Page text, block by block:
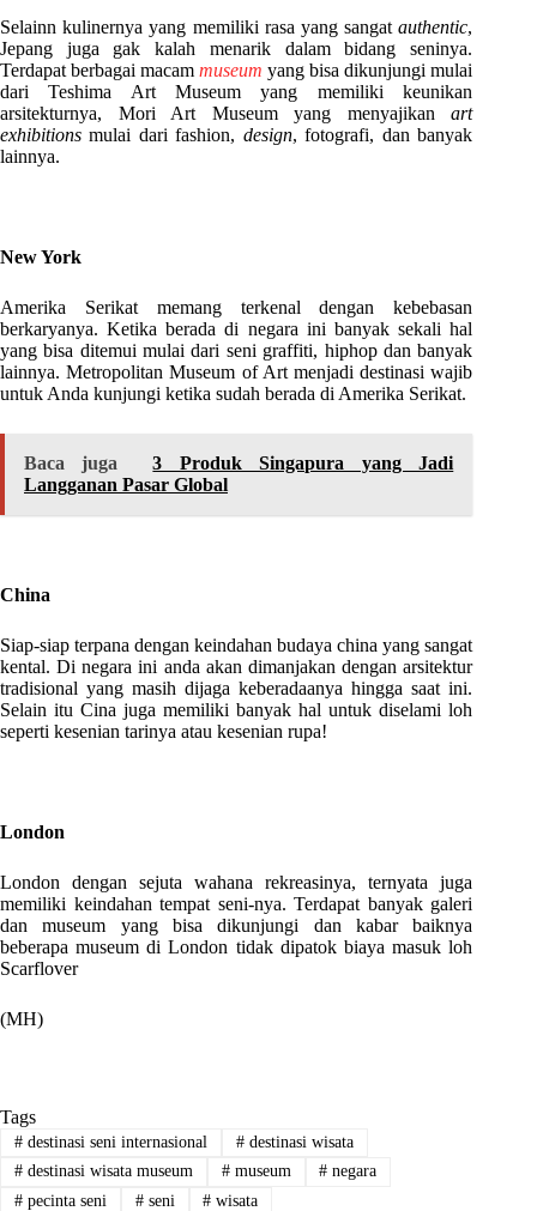
Selainn kulinernya yang memiliki rasa yang sangatauthentic,
Jepang juga gak kalah menarik dalam bidang seninya.
Terdapat berbagai macammuseum yang bisa dikunjungi mulai
dari Teshima Art Museum yang memiliki keunikan
arsitekturnya, Mori Art Museum yang menyajikanart
exhibitionsmulai dari fashion, design, fotografi, dan banyak
lainnya.
New York
Amerika Serikat memang terkenal dengan kebebasan
berkaryanya. Ketika berada di negara ini banyak sekali hal
yang bisa ditemui mulai dari seni graffiti, hiphop dan banyak
lainnya. Metropolitan Museum of Art menjadi destinasi wajib
untuk Anda kunjungi ketika sudah berada di Amerika Serikat.
Baca juga
3 Produk Singapura yang Jadi
Langganan Pasar Global
China
Siap-siap terpana dengan keindahan budaya china yang sangat
kental. Di negara ini anda akan dimanjakan dengan arsitektur
tradisional yang masih dijaga keberadaanya hingga saat ini.
Selain itu Cina juga memiliki banyak hal untuk diselami loh
seperti kesenian tarinya atau kesenian rupa!
London
London dengan sejuta wahana rekreasinya, ternyata juga
memiliki keindahan tempat seni-nya. Terdapat banyak galeri
dan museum yang bisa dikunjungi dan kabar baiknya
beberapa museum di London tidak dipatok biaya masuk loh
Scarflover
(MH)
Tags
#destinasi seni internasional #destinasi wisata
#destinasi wisata museum #museum # negara
#pecinta seni #seni # wisata